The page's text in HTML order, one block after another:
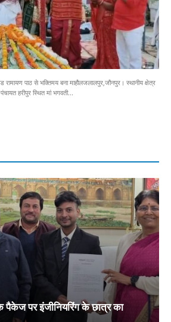
पाठ से भक्तिमय बना माहौलजलालपुर,जौनपुर। स्थानीय क्षेत्र
हरीपुर स्थित मां भगवती...
पर इंजीनियरिंग के छात्र का